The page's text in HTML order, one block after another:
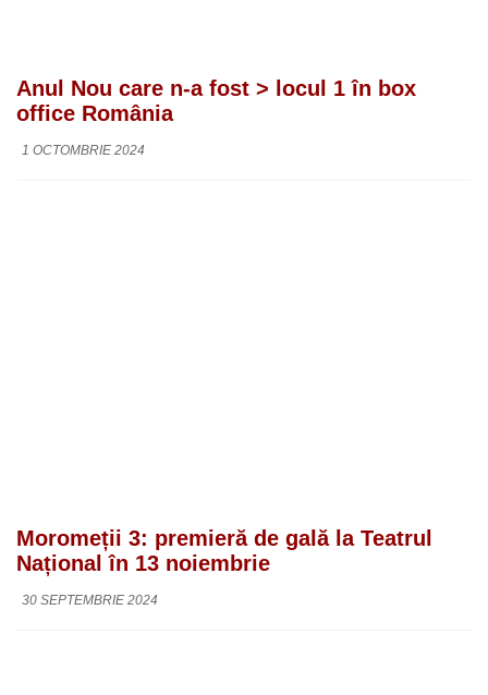
Anul Nou care n-a fost > locul 1 în box
office România
1 OCTOMBRIE 2024
Moromeții 3: premieră de gală la Teatrul
Național în 13 noiembrie
30 SEPTEMBRIE 2024